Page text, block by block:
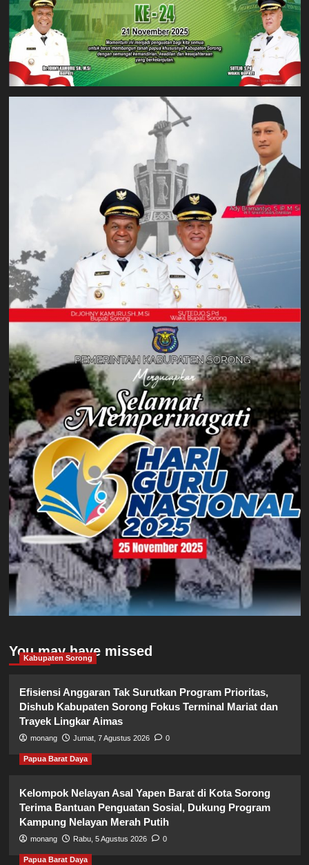
You may have missed
Kabupaten Sorong
Efisiensi Anggaran Tak Surutkan Program Prioritas,
Dishub Kabupaten Sorong Fokus Terminal Mariat dan
Trayek Lingkar Aimas
monang Jumat, 7 Agustus 2026 0
Papua Barat Daya
Kelompok Nelayan Asal Yapen Barat di Kota Sorong
Terima Bantuan Penguatan Sosial, Dukung Program
Kampung Nelayan Merah Putih
monang Rabu, 5 Agustus 2026 0
Papua Barat Daya